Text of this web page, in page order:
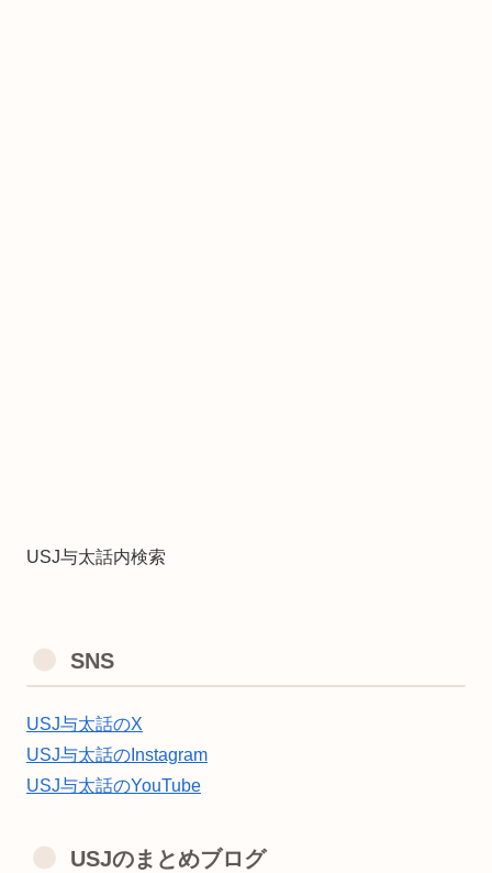
USJ与太話内検索
SNS
USJ与太話のX
USJ与太話のInstagram
USJ与太話のYouTube
USJのまとめブログ